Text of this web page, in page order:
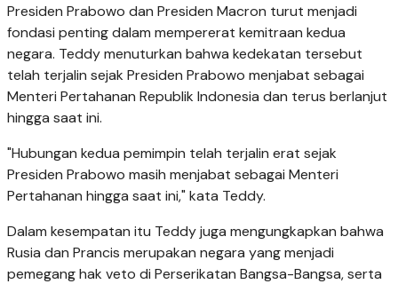
Presiden Prabowo dan Presiden Macron turut menjadi
fondasi penting dalam mempererat kemitraan kedua
negara. Teddy menuturkan bahwa kedekatan tersebut
telah terjalin sejak Presiden Prabowo menjabat sebagai
Menteri Pertahanan Republik Indonesia dan terus berlanjut
hingga saat ini.
"Hubungan kedua pemimpin telah terjalin erat sejak
Presiden Prabowo masih menjabat sebagai Menteri
Pertahanan hingga saat ini," kata Teddy.
Dalam kesempatan itu Teddy juga mengungkapkan bahwa
Rusia dan Prancis merupakan negara yang menjadi
pemegang hak veto di Perserikatan Bangsa-Bangsa, serta